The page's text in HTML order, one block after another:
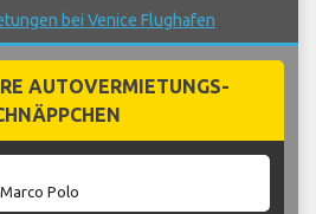
bei Venice Flughafen
AUTOVERMIETUNGS-